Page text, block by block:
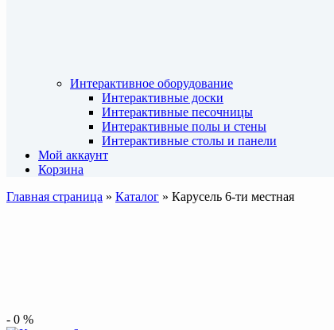
Интерактивное оборудование
Интерактивные доски
Интерактивные песочницы
Интерактивные полы и стены
Интерактивные столы и панели
Мой аккаунт
Корзина
Главная страница » Каталог » Карусель 6-ти местная
- 0 %